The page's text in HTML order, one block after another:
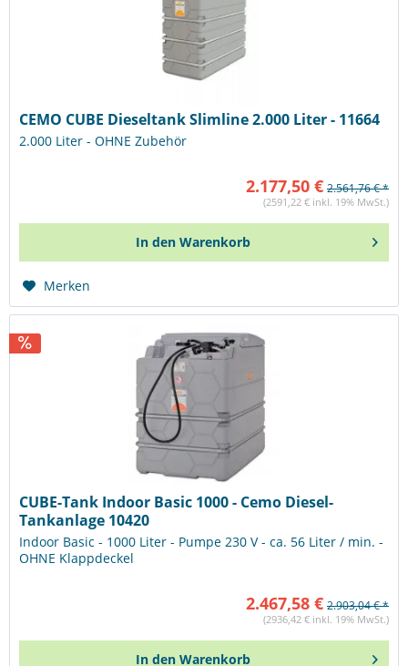
CEMO CUBE Dieseltank Slimline 2.000 Liter - 11664
2.000 Liter - OHNE Zubehör
2.177,50 € 2.561,76 € *
(2591,22 € inkl. 19% MwSt.)
In den Warenkorb
Merken
CUBE-Tank Indoor Basic 1000 - Cemo Diesel-
Tankanlage 10420
Indoor Basic - 1000 Liter - Pumpe 230 V - ca. 56 Liter / min. -
OHNE Klappdeckel
2.467,58 € 2.903,04 € *
(2936,42 € inkl. 19% MwSt.)
In den Warenkorb